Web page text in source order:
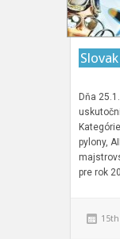
Dňa
pylony,
pre rok